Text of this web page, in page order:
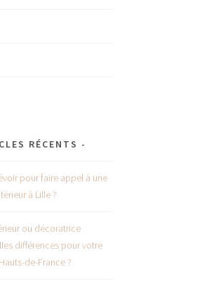
RÉCENTS
pour faire appel à une
à Lille ?
ou décoratrice
différences pour votre
de-France ?